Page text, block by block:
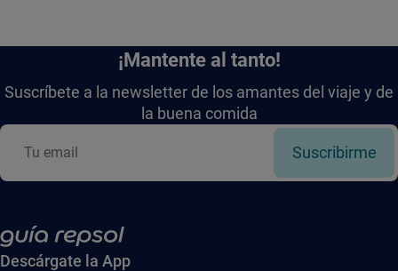
¡Mantente al tanto!
Suscríbete a la newsletter de los amantes del viaje y de
la buena comida
Suscribirme
Descárgate la App